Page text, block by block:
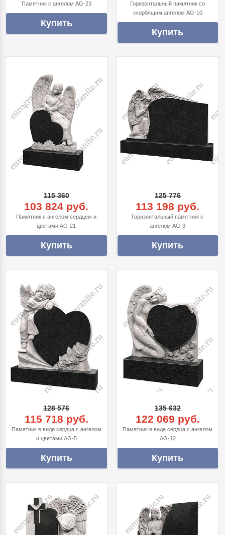
Памятник с ангелом AG-23
Горизонтальный памятник со
скорбящим ангелом AG-10
115 360
103 824 руб.
Памятник с ангелом сердцем и
цветами AG-21
125 776
113 198 руб.
Горизонтальный памятник с
ангелом AG-3
128 576
115 718 руб.
Памятник в виде сердца с ангелом
и цветами AG-5
135 632
122 069 руб.
Памятник в виде сердца с ангелом
AG-12